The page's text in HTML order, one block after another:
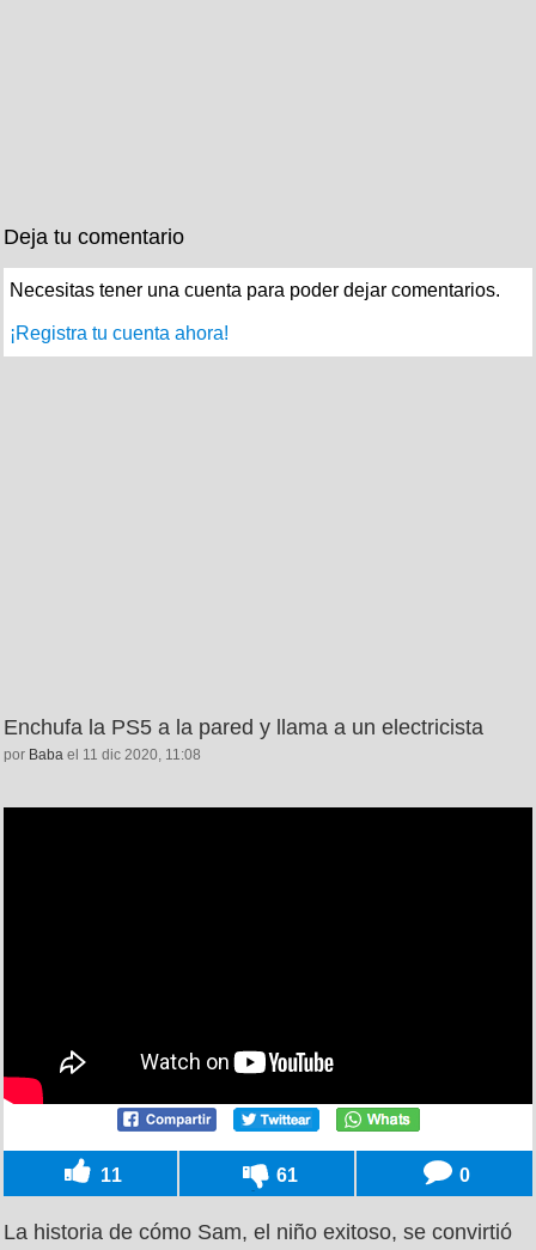
Deja tu comentario
Necesitas tener una cuenta para poder dejar comentarios.
¡Registra tu cuenta ahora!
Enchufa la PS5 a la pared y llama a un electricista
por Baba el 11 dic 2020, 11:08
11 61 0
La historia de cómo Sam, el niño exitoso, se convirtió